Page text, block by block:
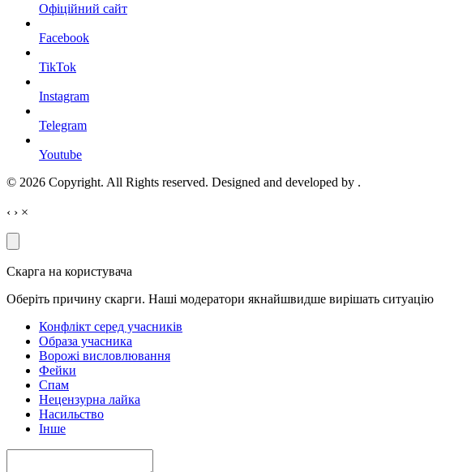
Офіційний сайт
Facebook
TikTok
Instagram
Telegram
Youtube
© 2026 Copyright. All Rights reserved. Designed and developed by .
‹ › ×
Скарга на користувача
Оберіть причину скарги. Наші модератори якнайшвидше вирішать ситуацію
Конфлікт серед учасників
Образа учасника
Ворожі висловлювання
Фейки
Спам
Нецензурна лайка
Насильство
Інше